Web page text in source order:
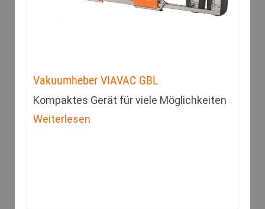
Vakuumheber VIAVAC GBL
Kompaktes Gerät für viele Möglichkeiten
Weiterlesen